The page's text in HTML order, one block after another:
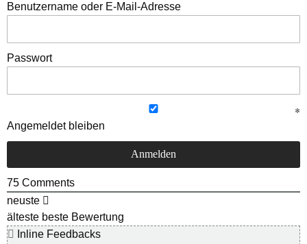
Benutzername oder E-Mail-Adresse
Passwort
Angemeldet bleiben
75 Comments
neuste
älteste beste Bewertung
Inline Feedbacks